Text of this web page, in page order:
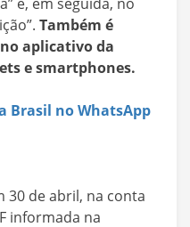
Também é
aplicativo da
e smartphones.
Brasil no WhatsApp
30 de abril, na conta
informada na